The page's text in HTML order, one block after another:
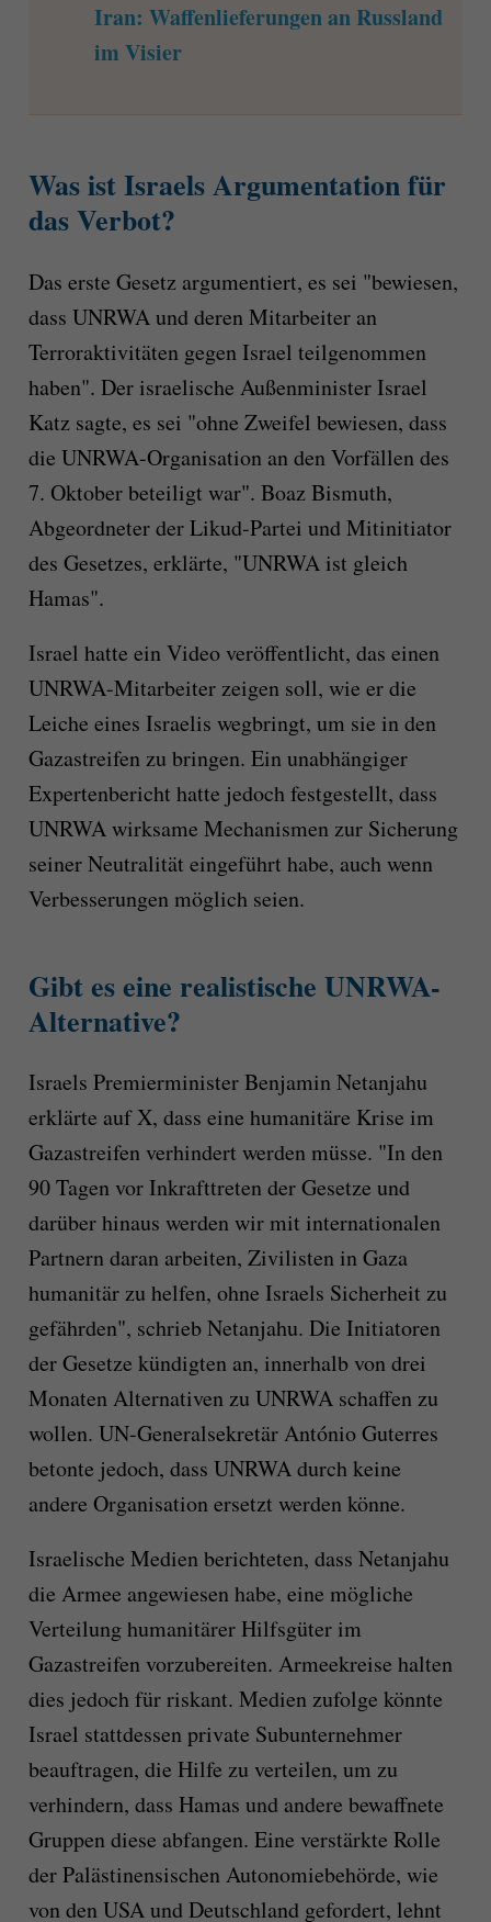
Iran: Waffenlieferungen an Russland
im Visier
Was ist Israels Argumentation für
das Verbot?
Das erste Gesetz argumentiert, es sei "bewiesen,
dass UNRWA und deren Mitarbeiter an
Terroraktivitäten gegen Israel teilgenommen
haben". Der israelische Außenminister Israel
Katz sagte, es sei "ohne Zweifel bewiesen, dass
die UNRWA-Organisation an den Vorfällen des
7. Oktober beteiligt war". Boaz Bismuth,
Abgeordneter der Likud-Partei und Mitinitiator
des Gesetzes, erklärte, "UNRWA ist gleich
Hamas".
Israel hatte ein Video veröffentlicht, das einen
UNRWA-Mitarbeiter zeigen soll, wie er die
Leiche eines Israelis wegbringt, um sie in den
Gazastreifen zu bringen. Ein unabhängiger
Expertenbericht hatte jedoch festgestellt, dass
UNRWA wirksame Mechanismen zur Sicherung
seiner Neutralität eingeführt habe, auch wenn
Verbesserungen möglich seien.
Gibt es eine realistische UNRWA-
Alternative?
Israels Premierminister Benjamin Netanjahu
erklärte auf X, dass eine humanitäre Krise im
Gazastreifen verhindert werden müsse. "In den
90 Tagen vor Inkrafttreten der Gesetze und
darüber hinaus werden wir mit internationalen
Partnern daran arbeiten, Zivilisten in Gaza
humanitär zu helfen, ohne Israels Sicherheit zu
gefährden", schrieb Netanjahu. Die Initiatoren
der Gesetze kündigten an, innerhalb von drei
Monaten Alternativen zu UNRWA schaffen zu
wollen. UN-Generalsekretär António Guterres
betonte jedoch, dass UNRWA durch keine
andere Organisation ersetzt werden könne.
Israelische Medien berichteten, dass Netanjahu
die Armee angewiesen habe, eine mögliche
Verteilung humanitärer Hilfsgüter im
Gazastreifen vorzubereiten. Armeekreise halten
dies jedoch für riskant. Medien zufolge könnte
Israel stattdessen private Subunternehmer
beauftragen, die Hilfe zu verteilen, um zu
verhindern, dass Hamas und andere bewaffnete
Gruppen diese abfangen. Eine verstärkte Rolle
der Palästinensischen Autonomiebehörde, wie
von den USA und Deutschland gefordert, lehnt